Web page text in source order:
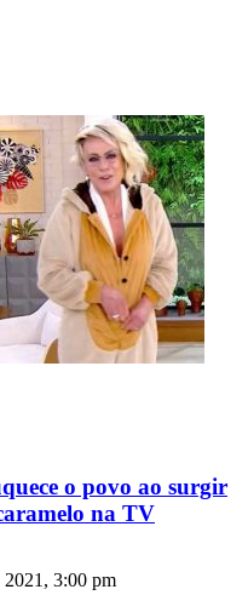
o povo ao surgir
na TV
2021, 3:00 pm